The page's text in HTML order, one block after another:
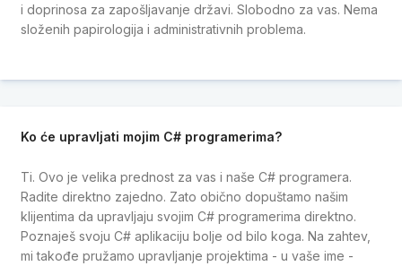
i doprinosa za zapošljavanje državi. Slobodno za vas. Nema
složenih papirologija i administrativnih problema.
Ko će upravljati mojim C# programerima?
Ti. Ovo je velika prednost za vas i naše C# programera.
Radite direktno zajedno. Zato obično dopuštamo našim
klijentima da upravljaju svojim C# programerima direktno.
Poznaješ svoju C# aplikaciju bolje od bilo koga. Na zahtev,
mi takođe pružamo upravljanje projektima - u vaše ime -